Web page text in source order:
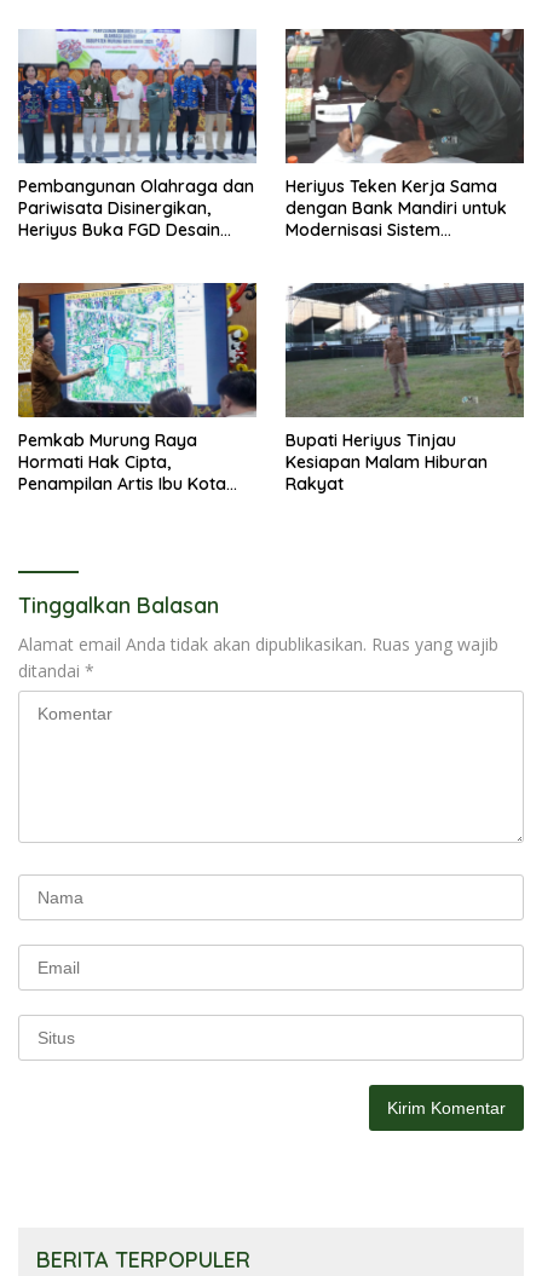
Pembangunan Olahraga dan
Pariwisata Disinergikan,
Heriyus Buka FGD Desain
Heriyus Teken Kerja Sama
dengan Bank Mandiri untuk
Modernisasi Sistem
Pemkab Murung Raya
Hormati Hak Cipta,
Penampilan Artis Ibu Kota
Bupati Heriyus Tinjau
Kesiapan Malam Hiburan
Rakyat
Tinggalkan Balasan
Alamat email Anda tidak akan dipublikasikan. Ruas yang wajib
ditandai *
BERITA TERPOPULER